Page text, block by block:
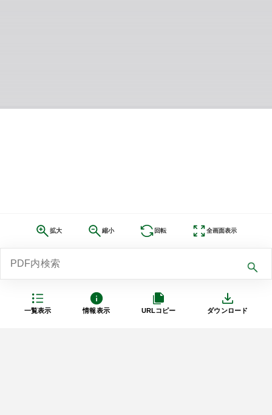
一覧表示 情報表示 URLコピー ダウンロード
拡大 縮小 回転 全画面表示